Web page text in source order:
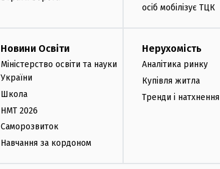
осіб мобілізує ТЦК
Новини Освіти
Міністерство освіти та науки
України
Школа
НМТ 2026
Саморозвиток
Навчання за кордоном
Нерухомість
Аналітика ринку
Купівля житла
Тренди і натхнення